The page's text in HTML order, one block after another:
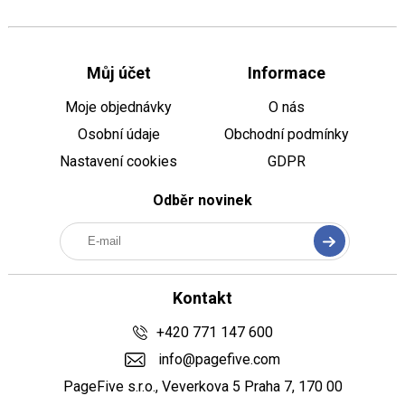
info@pagefive.com
Můj účet
Moje objednávky
Osobní údaje
Nastavení cookies
Informace
O nás
Obchodní podmínky
GDPR
Odběr novinek
Kontakt
+420 771 147 600
info@pagefive.com
PageFive s.r.o., Veverkova 5 Praha 7, 170 00